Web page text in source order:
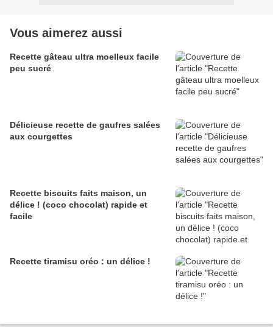
Vous aimerez aussi
Recette gâteau ultra moelleux facile
peu sucré
Délicieuse recette de gaufres salées
aux courgettes
Recette biscuits faits maison, un
délice ! (coco chocolat) rapide et
facile
Recette tiramisu oréo : un délice !